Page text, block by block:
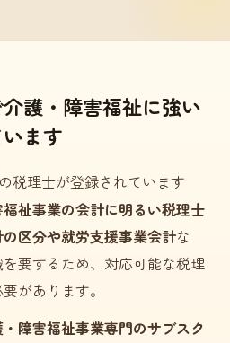
護・障害福祉に強い
ます
の税理士が登録されています
祉事業の会計に明るい税理士
区分や就労支援事業会計な
要するため、対応可能な税理
があります。
障害福祉事業専門のサブスク